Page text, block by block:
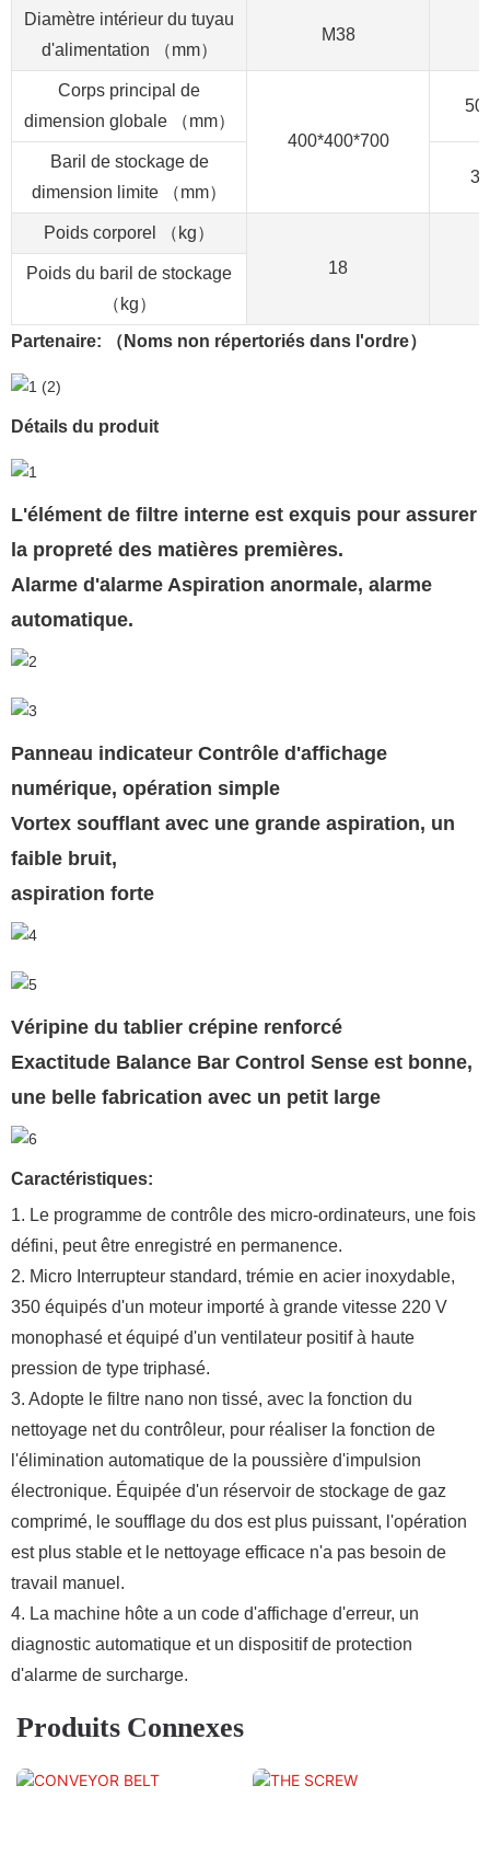
Diamètre intérieur du tuyau
d'alimentation （mm）
M38
Corps principal de
dimension globale （mm）
400*400*700
Baril de stockage de
dimension limite （mm）
Poids corporel （kg）
18
Poids du baril de stockage
（kg）
Partenaire: （Noms non répertoriés dans l'ordre）
Détails du produit
L'élément de filtre interne est exquis pour assurer
la propreté des matières premières.
Alarme d'alarme Aspiration anormale, alarme
automatique.
Panneau indicateur Contrôle d'affichage
numérique, opération simple
Vortex soufflant avec une grande aspiration, un
faible bruit,
aspiration forte
Véripine du tablier crépine renforcé
Exactitude Balance Bar Control Sense est bonne,
une belle fabrication avec un petit large
Caractéristiques:
1. Le programme de contrôle des micro-ordinateurs, une fois
défini, peut être enregistré en permanence.
2. Micro Interrupteur standard, trémie en acier inoxydable,
350 équipés d'un moteur importé à grande vitesse 220 V
monophasé et équipé d'un ventilateur positif à haute
pression de type triphasé.
3. Adopte le filtre nano non tissé, avec la fonction du
nettoyage net du contrôleur, pour réaliser la fonction de
l'élimination automatique de la poussière d'impulsion
électronique. Équipée d'un réservoir de stockage de gaz
comprimé, le soufflage du dos est plus puissant, l'opération
est plus stable et le nettoyage efficace n'a pas besoin de
travail manuel.
4. La machine hôte a un code d'affichage d'erreur, un
diagnostic automatique et un dispositif de protection
d'alarme de surcharge.
Produits Connexes